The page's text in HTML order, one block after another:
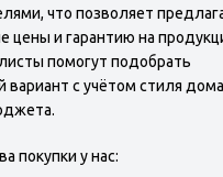
что позволяет
цены и гарантию на
помогут подобрать
вариант с учётом стиля
покупки у нас: